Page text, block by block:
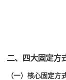
二、四大固定方
（一）核心固定方